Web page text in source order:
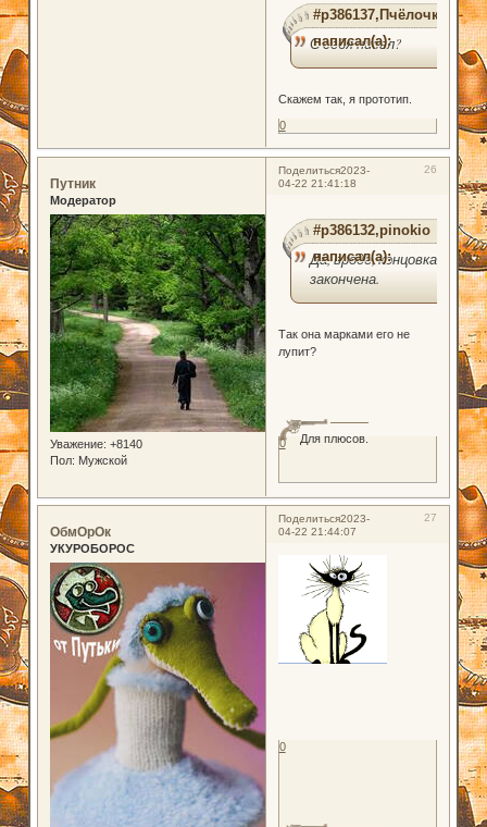
#p386137,Пчёлочка
написал(а):
С себя писал?
Скажем так, я прототип.
0
Поделиться 26
2023-
04-22 21:41:18
Путник
Модератор
Уважение: +8140
Пол: Мужской
#p386132,pinokio
написал(а):
Да, вроде, концовка
закончена.
Так она марками его не
лупит?
Для плюсов.
0
Поделиться 27
2023-
04-22 21:44:07
ОбмОрОк
УКУРОБОРОС
0